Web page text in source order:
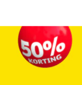
Formule
Coordonnées
Plus durable